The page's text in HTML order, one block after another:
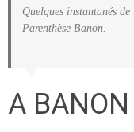
Quelques instantanés
Parenthèse Banon.
A